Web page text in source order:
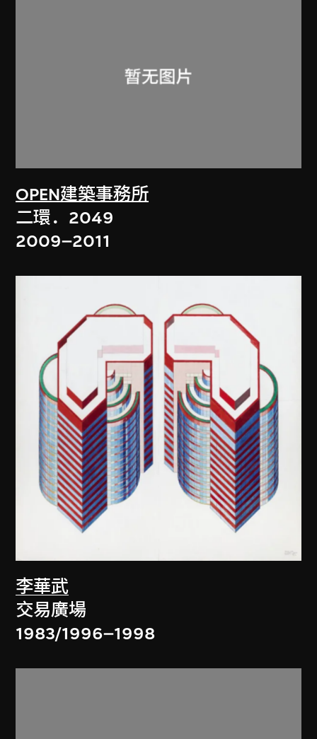
OPEN建築事務所
二環．2049
2009–2011
李華武
交易廣場
1983/1996–1998